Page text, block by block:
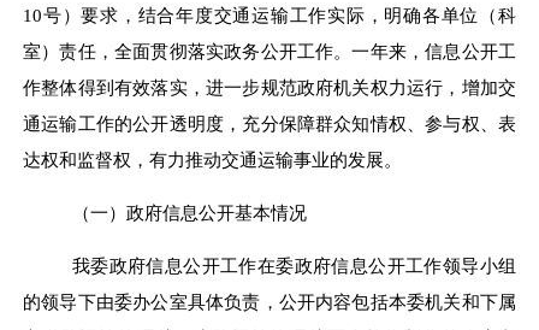
10号）要求， 结合年度交通运输工作实际，明确各单位（科
室）责任，全面贯彻落实政务公开工作。一年来，信息公开工
作整体得到有效落实，进一步规范政府机关权力运行，增加交
通运输工作的公开透明度，充分保障群众知情权、参与权、表
达权和监督权，有力推动交通运输事业的发展。
（一） 政府信息公开基本情况
我委政府信息公开工作在委政府信息公开工作领导小组
的领导下由委办公室具体负责，公开内容包括本委机关和下属